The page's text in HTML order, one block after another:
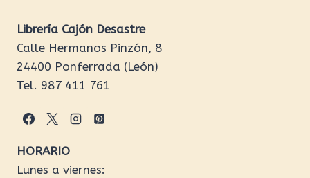
Librería Cajón Desastre
Calle Hermanos Pinzón, 8
24400 Ponferrada (León)
Tel. 987 411 761
HORARIO
Lunes a viernes: